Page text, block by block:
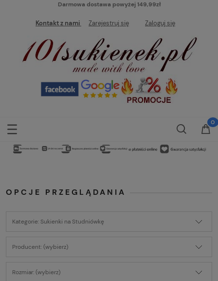
Darmowa dostawa powyżej 149,99zł
Kontakt z nami Zarejestruj się Zaloguj się
OPCJE PRZEGLĄDANIA
Kategorie: Sukienki na Studniówkę
Producent: (wybierz)
Rozmiar: (wybierz)